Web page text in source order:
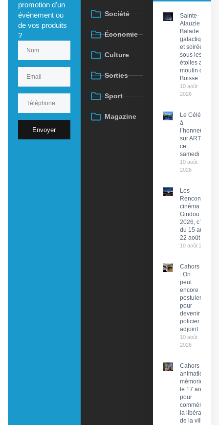
promotion d'un
événement ou
de vos produits
?
Envoyer
Société
Économie
Culture
Sorties
Sport
Magazine
Sainte-
Alauzie :
Balade
galactique
et soirée
sous les
étoiles au
moulin de
Boisse
10 août
2026
Le Célé
à
l’honneur
sur ARTE
ce
samedi
10 août
2026
Les
Rencontres
cinéma de
Gindou
2026, c’est
du 15 au
22 août
10 août 2026
Cahors
: On
peut
encore
postuler
pour
devenir
policier
adjoint
10 août
2026
Cahors : Des
animations
mémorielles
le 17 août
pour
commémorer
la libération
de la ville